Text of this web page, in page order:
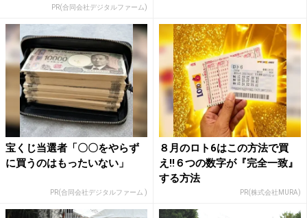
PR(合同会社デジタルファーム)
宝くじ当選者「〇〇をやらず
に買うのはもったいない」
PR(合同会社デジタルファーム )
８月のロト6はこの方法で買
え!!６つの数字が『完全一致』
する方法
PR(株式会社MURA)